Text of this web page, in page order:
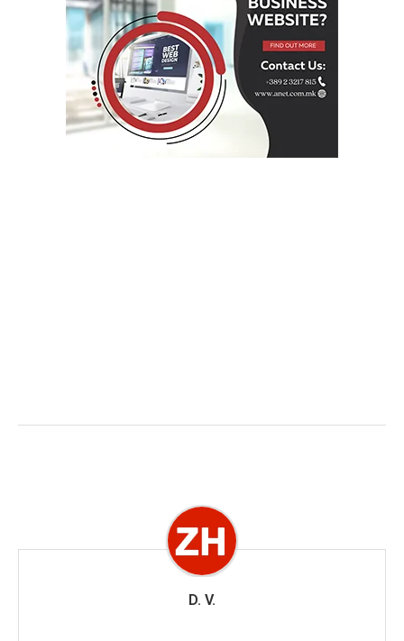
D. V.